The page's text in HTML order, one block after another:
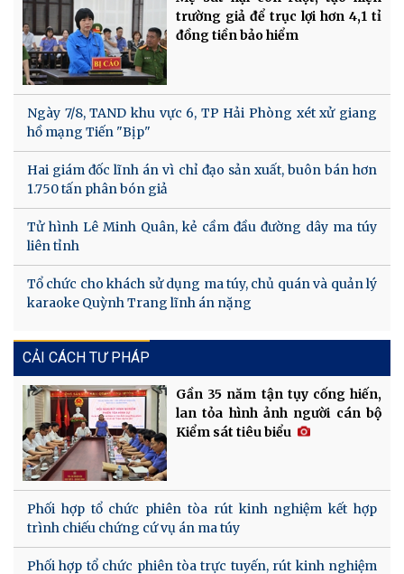
trường giả để trục lợi hơn 4,1 tỉ
đồng tiền bảo hiểm
Ngày 7/8, TAND khu vực 6, TP Hải Phòng xét xử giang
hồ mạng Tiến "Bịp"
Hai giám đốc lĩnh án vì chỉ đạo sản xuất, buôn bán hơn
1.750 tấn phân bón giả
Tử hình Lê Minh Quân, kẻ cầm đầu đường dây ma túy
liên tỉnh
Tổ chức cho khách sử dụng ma túy, chủ quán và quản lý
karaoke Quỳnh Trang lĩnh án nặng
CẢI CÁCH TƯ PHÁP
Gần 35 năm tận tụy cống hiến,
lan tỏa hình ảnh người cán bộ
Kiểm sát tiêu biểu
Phối hợp tổ chức phiên tòa rút kinh nghiệm kết hợp
trình chiếu chứng cứ vụ án ma túy
Phối hợp tổ chức phiên tòa trực tuyến, rút kinh nghiệm